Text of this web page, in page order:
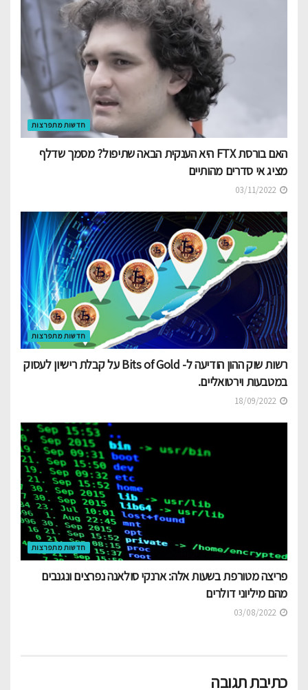
חדשות מתפרצות
האם בורסת FTX היא הענקית הבאה שתיפול? מסמך שדלף
מציג אי סדרים מהותיים
חדשות מתפרצות
רשות שוק ההון הודיעה ל- Bits of Gold על קבלת רישיון לעסוק
במטבעות וירטואליים.
חדשות מתפרצות
פריצה מטורפת בשעות אלה: ארנקי סולאנה נפרצים ונגנבים
מהם מיליוני דולרים
כתיבת תגובה